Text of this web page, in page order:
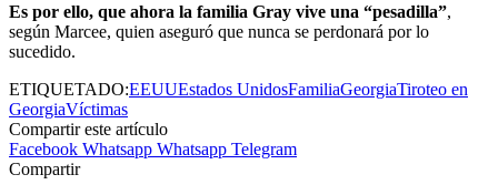
Es por ello, que ahora la familia Gray vive una “pesadilla”,
según Marcee, quien aseguró que nunca se perdonará por lo
sucedido.
ETIQUETADO:EEUUEstados UnidosFamiliaGeorgiaTiroteo en
GeorgiaVíctimas
Compartir este artículo
Facebook Whatsapp Whatsapp Telegram
Compartir